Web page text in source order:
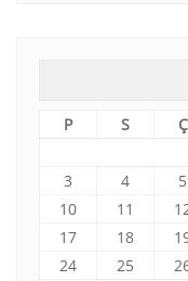
P S Ç
3
4 5
10
11
17
18
24
25